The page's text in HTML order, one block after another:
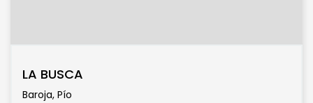
LA BUSCA
Baroja, Pío